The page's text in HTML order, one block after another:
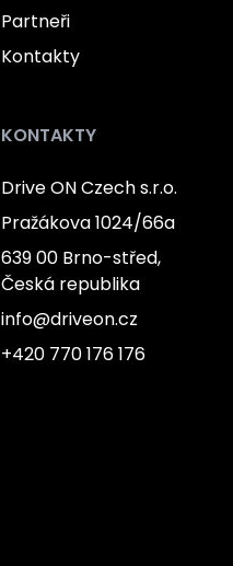
Partneři
Kontakty
KONTAKTY
Drive ON Czech s.r.o.
Pražákova 1024/66a
639 00 Brno-střed,
Česká republika
info@driveon.cz
+420 770 176 176